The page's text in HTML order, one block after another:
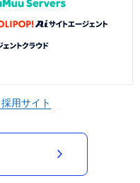
採用サイト